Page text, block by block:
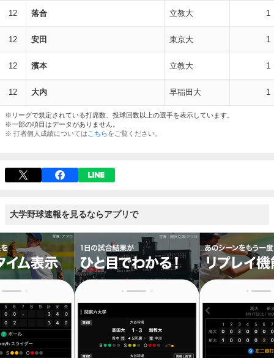
12 落合 立教大 1
12 安田 東京大 1
12 濱本 立教大 1
12 大内 早稲田大 1
※リーグで規定されている打席数、投球回数以上の選手を表示しています。
※一部の項目はデータがありません。
※ 打者個人成績については こちらをご覧ください。
大学野球速報を見るならアプリで